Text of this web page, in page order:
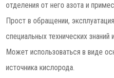
отделения от него азота и
Прост в обращении,
специальных технических знаний
Может использоваться в виде
источника кислорода.